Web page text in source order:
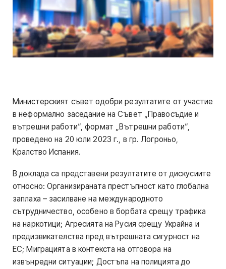
Министерският съвет одобри резултатите от участие
в неформално заседание на Съвет „Правосъдие и
вътрешни работи“, формат „Вътрешни работи“,
проведено на 20 юли 2023 г., в гр. Логроньо,
Кралство Испания.
В доклада са представени резултатите от дискусиите
относно: Организираната престъпност като глобална
заплаха – засилване на международното
сътрудничество, особено в борбата срещу трафика
на наркотици; Агресията на Русия срещу Украйна и
предизвикателства пред вътрешната сигурност на
ЕС; Миграцията в контекста на отговора на
извънредни ситуации; Достъпа на полицията до